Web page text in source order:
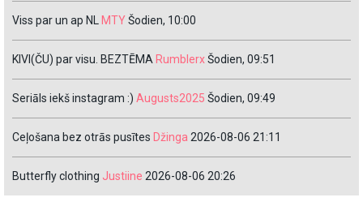
Viss par un ap NL MTYŠodien, 10:00
KIVI(ČU) par visu. BEZTĒMA RumblerxŠodien, 09:51
Seriāls iekš instagram :) Augusts2025 Šodien, 09:49
Ceļošana bez otrās pusītes Džinga 2026-08-06 21:11
Butterfly clothing Justiine 2026-08-06 20:26